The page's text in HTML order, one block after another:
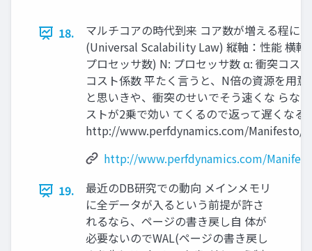
18.
マルチコアの時代到来 コア数が増える程に
(Universal Scalability Law) 縦軸：性能 横
プロセッサ数) N: プロセッサ数 α: 衝突コス
コスト係数 平たく言うと、N倍の資源を用
と思いきや、衝突のせいでそう速くな らな
ストが2乗で効い てくるので返って遅くなる
http://www.perfdynamics.com/Manifesto/
http://www.perfdynamics.com/
19.
最近のDB研究での動向 メインメモリ
に全データが入るという前提が許さ
れるなら、ページの書き戻し自 体が
必要ないのでWAL(ページの書き戻し